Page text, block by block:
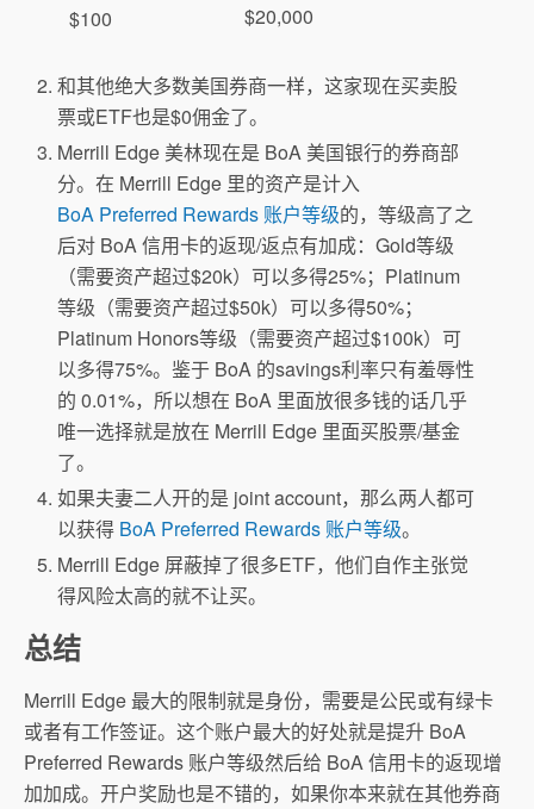
$100 $20,000
和其他绝大多数美国券商一样，这家现在买卖股
票或ETF也是$0佣金了。
Merrill Edge 美林现在是 BoA 美国银行的券商部
分。在 Merrill Edge 里的资产是计入
BoA Preferred Rewards 账户等级的，等级高了之
后对 BoA 信用卡的返现/返点有加成：Gold等级
（需要资产超过$20k）可以多得25%；Platinum
等级（需要资产超过$50k）可以多得50%；
Platinum Honors等级（需要资产超过$100k）可
以多得75%。鉴于 BoA 的savings利率只有羞辱性
的 0.01%，所以想在 BoA 里面放很多钱的话几乎
唯一选择就是放在 Merrill Edge 里面买股票/基金
了。
如果夫妻二人开的是 joint account，那么两人都可
以获得 BoA Preferred Rewards 账户等级。
Merrill Edge 屏蔽掉了很多ETF，他们自作主张觉
得风险太高的就不让买。
总结
Merrill Edge 最大的限制就是身份，需要是公民或有绿卡
或者有工作签证。这个账户最大的好处就是提升 BoA
Preferred Rewards 账户等级然后给 BoA 信用卡的返现增
加加成。开户奖励也是不错的，如果你本来就在其他券商